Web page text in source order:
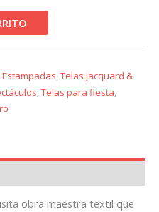
,Telas Jacquard &
,Telas para fiesta,
obra maestra textil que